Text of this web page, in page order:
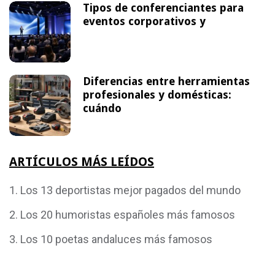
Tipos de conferenciantes para
eventos corporativos y
Diferencias entre herramientas
profesionales y domésticas:
cuándo
ARTÍCULOS MÁS LEÍDOS
Los 13 deportistas mejor pagados del mundo
Los 20 humoristas españoles más famosos
Los 10 poetas andaluces más famosos